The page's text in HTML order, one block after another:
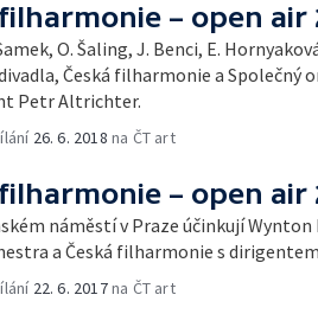
– open air
O. Šaling, J. Benci, E.
Česká filharmonie a Společný
Petr Altrichter.
26. 6. 2018 na ČT art
– open air
náměstí v Praze účinkují
a Česká filharmonie s
22. 6. 2017na ČT art